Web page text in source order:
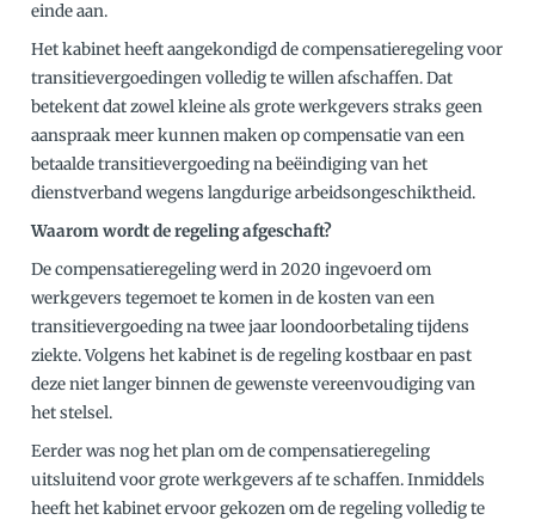
einde aan.
Het kabinet heeft aangekondigd de compensatieregeling voor
transitievergoedingen volledig te willen afschaffen. Dat
betekent dat zowel kleine als grote werkgevers straks geen
aanspraak meer kunnen maken op compensatie van een
betaalde transitievergoeding na beëindiging van het
dienstverband wegens langdurige arbeidsongeschiktheid.
Waarom wordt de regeling afgeschaft?
De compensatieregeling werd in 2020 ingevoerd om
werkgevers tegemoet te komen in de kosten van een
transitievergoeding na twee jaar loondoorbetaling tijdens
ziekte. Volgens het kabinet is de regeling kostbaar en past
deze niet langer binnen de gewenste vereenvoudiging van
het stelsel.
Eerder was nog het plan om de compensatieregeling
uitsluitend voor grote werkgevers af te schaffen. Inmiddels
heeft het kabinet ervoor gekozen om de regeling volledig te